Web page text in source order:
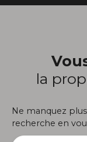
la
Ne manquez
recherche en